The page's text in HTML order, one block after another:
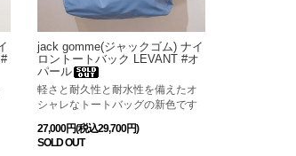
jack gomme(ジャックゴム) ナイ
ロントートバック LEVANT #オ
パール
軽さと耐久性と耐水性を備えたオ
シャレなトートバッグの新色です
27,000円(税込29,700円)
SOLD OUT